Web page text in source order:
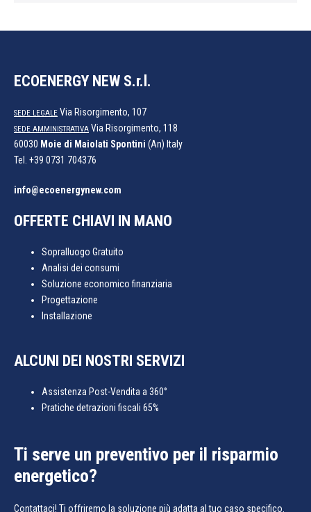
ECOENERGY NEW S.r.l.
SEDE LEGALE Via Risorgimento, 107
SEDE AMMINISTRATIVA Via Risorgimento, 118
60030 Moie di Maiolati Spontini (An) Italy
Tel. +39 0731 704376
info@ecoenergynew.com
OFFERTE CHIAVI IN MANO
Sopralluogo Gratuito
Analisi dei consumi
Soluzione economico finanziaria
Progettazione
Installazione
ALCUNI DEI NOSTRI SERVIZI
Assistenza Post-Vendita a 360°
Pratiche detrazioni fiscali 65%
Ti serve un preventivo per il risparmio
energetico?
Contattaci! Ti offriremo la soluzione più adatta al tuo caso specifico.